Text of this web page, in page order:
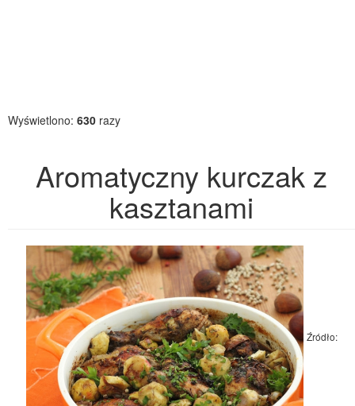
Wyświetlono: 630 razy
Aromatyczny kurczak z
kasztanami
Źródło: